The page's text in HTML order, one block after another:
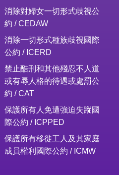
消除對婦女一切形式歧視公
約 / CEDAW
消除一切形式種族歧視國際
公約 / ICERD
禁止酷刑和其他殘忍不人道
或有辱人格的待遇或處罰公
約 / CAT
保護所有人免遭強迫失蹤國
際公約 / ICPPED
保護所有移徙工人及其家庭
成員權利國際公約 / ICMW